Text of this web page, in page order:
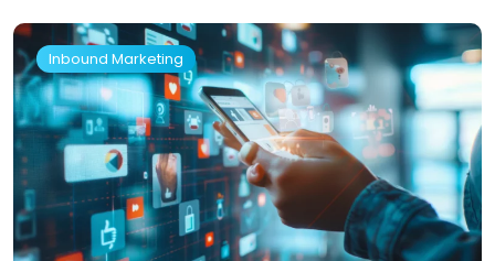
Inbound Marketing